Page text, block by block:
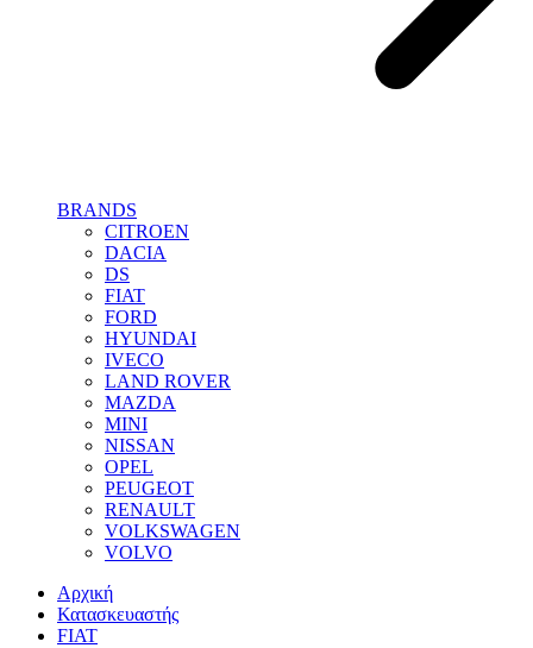
BRANDS
CITROEN
DACIA
DS
FIAT
FORD
HYUNDAI
IVECO
LAND ROVER
MAZDA
MINI
NISSAN
OPEL
PEUGEOT
RENAULT
VOLKSWAGEN
VOLVO
Αρχική
Κατασκευαστής
FIAT